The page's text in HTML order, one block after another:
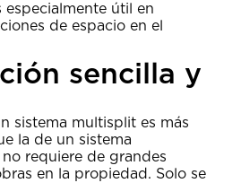
especialmente útil en
de espacio en el
sencilla y
sistema multisplit es más
la de un sistema
requiere de grandes
en la propiedad. Solo se